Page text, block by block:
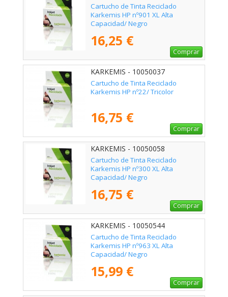
Cartucho de Tinta Reciclado
Karkemis HP nº901 XL Alta
Capacidad/ Negro
16,25 €
Comprar
KARKEMIS - 10050037
Cartucho de Tinta Reciclado
Karkemis HP nº22/ Tricolor
16,75 €
Comprar
KARKEMIS - 10050058
Cartucho de Tinta Reciclado
Karkemis HP nº300 XL Alta
Capacidad/ Negro
16,75 €
Comprar
KARKEMIS - 10050544
Cartucho de Tinta Reciclado
Karkemis HP nº963 XL Alta
Capacidad/ Negro
15,99 €
Comprar